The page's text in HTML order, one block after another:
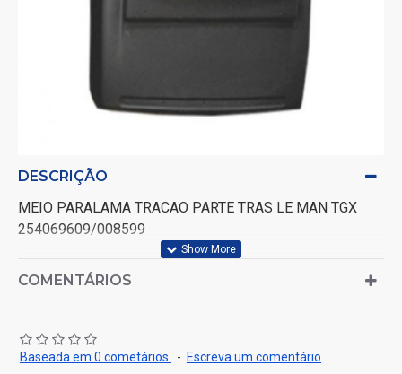
DESCRIÇÃO
MEIO PARALAMA TRACAO PARTE TRAS LE MAN TGX
254069609/008599
COMENTÁRIOS
Baseada em 0 cometários. - Escreva um comentário